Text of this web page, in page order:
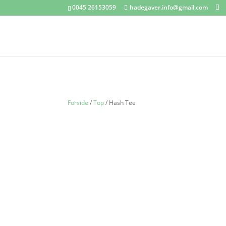
0045 26153059 hadegaver.info@gmail.com
Forside /Top/ Hash Tee